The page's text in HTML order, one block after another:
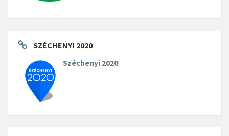
SZÉCHENYI 2020
Széchenyi 2020